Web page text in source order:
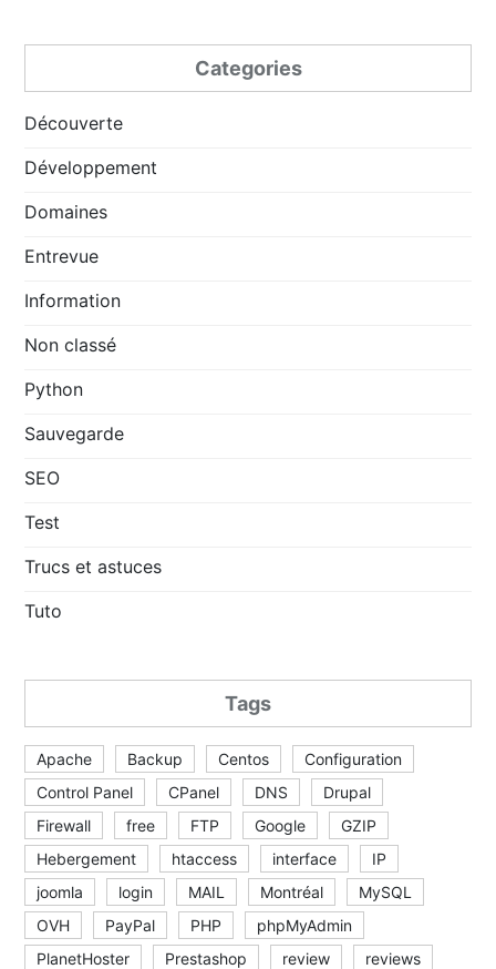
Categories
Découverte
Développement
Domaines
Entrevue
Information
Non classé
Python
Sauvegarde
SEO
Test
Trucs et astuces
Tuto
Tags
Apache Backup Centos
Configuration
Control Panel
CPanel DNS
Drupal
Firewall
free FTP Google
GZIP
Hebergement
htaccess interface
IP
joomla
login MAIL Montréal
MySQL
OVH
PayPal PHP
phpMyAdmin
PlanetHoster
Prestashop review
reviews